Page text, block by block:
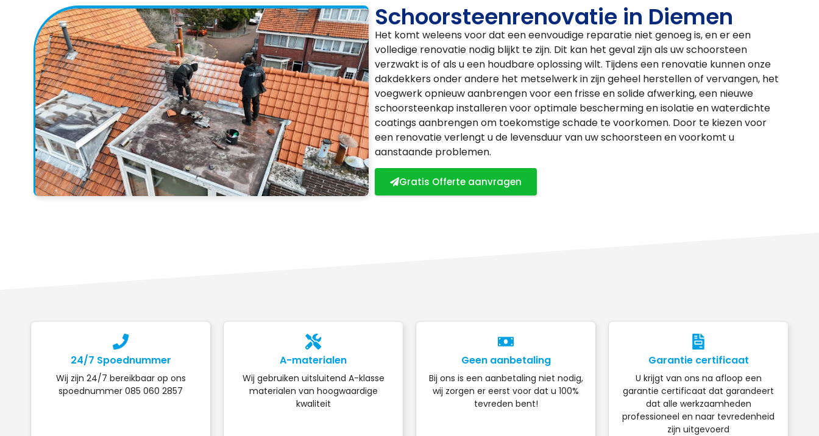
Schoorsteenrenovatie in Diemen
Het komt weleens voor dat een eenvoudige reparatie niet genoeg is, en er een
volledige renovatie nodig blijkt te zijn. Dit kan het geval zijn als uw schoorsteen
verzwakt is of als u een houdbare oplossing wilt. Tijdens een renovatie kunnen onze
dakdekkers onder andere het metselwerk in zijn geheel herstellen of vervangen, het
voegwerk opnieuw aanbrengen voor een frisse en solide afwerking, een nieuwe
schoorsteenkap installeren voor optimale bescherming en isolatie en waterdichte
coatings aanbrengen om toekomstige schade te voorkomen. Door te kiezen voor
een renovatie verlengt u de levensduur van uw schoorsteen en voorkomt u
aanstaande problemen.
Gratis Offerte aanvragen
24/7 Spoednummer
Wij zijn 24/7 bereikbaar op ons
spoednummer 085 060 2857
A-materialen
Wij gebruiken uitsluitend A-klasse
materialen van hoogwaardige
kwaliteit
Geen aanbetaling
Bij ons is een aanbetaling niet nodig,
wij zorgen er eerst voor dat u 100%
tevreden bent!
Garantie certificaat
U krijgt van ons na afloop een
garantie certificaat dat garandeert
dat alle werkzaamheden
professioneel en naar tevredenheid
zijn uitgevoerd